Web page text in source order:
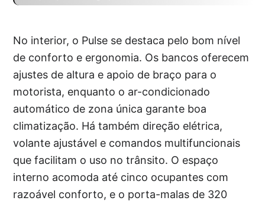
No interior, o Pulse se destaca pelo bom nível
de conforto e ergonomia. Os bancos oferecem
ajustes de altura e apoio de braço para o
motorista, enquanto o ar-condicionado
automático de zona única garante boa
climatização. Há também direção elétrica,
volante ajustável e comandos multifuncionais
que facilitam o uso no trânsito. O espaço
interno acomoda até cinco ocupantes com
razoável conforto, e o porta-malas de 320